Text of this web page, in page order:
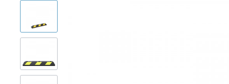
Absperrtechnik
Leitern